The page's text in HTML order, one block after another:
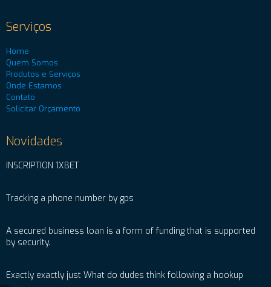
Serviços
Home
Quem Somos
Produtos e Serviços
Onde Estamos
Contato
Solicitar Orçamento
Novidades
INSCRIPTION 1XBET
Tracking a phone number by gps
A secured business loan is a form of funding that is supported
by security.
Exactly exactly just What do dudes think following a hookup